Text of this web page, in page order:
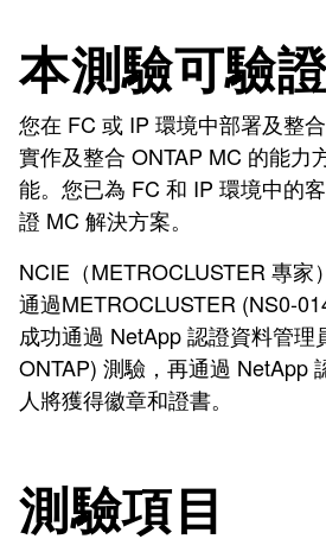
本測驗可驗
您在 FC 或 IP 環境中部署及整合
實作及整合 ONTAP MC 的能力
能。您已為 FC 和 IP 環境中的
證 MC 解決方案。
NCIE（METROCLUSTER 專家
通過METROCLUSTER (NS0-
成功通過 NetApp 認證資料管理
ONTAP) 測驗，再通過 NetApp
人將獲得徽章和證書。
測驗項目